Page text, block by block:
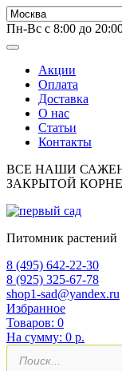
Пн-Вс с 8:00 до
Акции
Оплата
Доставка
О нас
Статьи
Контакты
ВСЕ НАШИ
ЗАКРЫТОЙ
Питомник растений
8 (495) 642-22-30
8 (925) 325-67-78
shop1-sad@yandex.ru
Избранное
Товаров: 0
На сумму: 0 р.
Поиск
товаров